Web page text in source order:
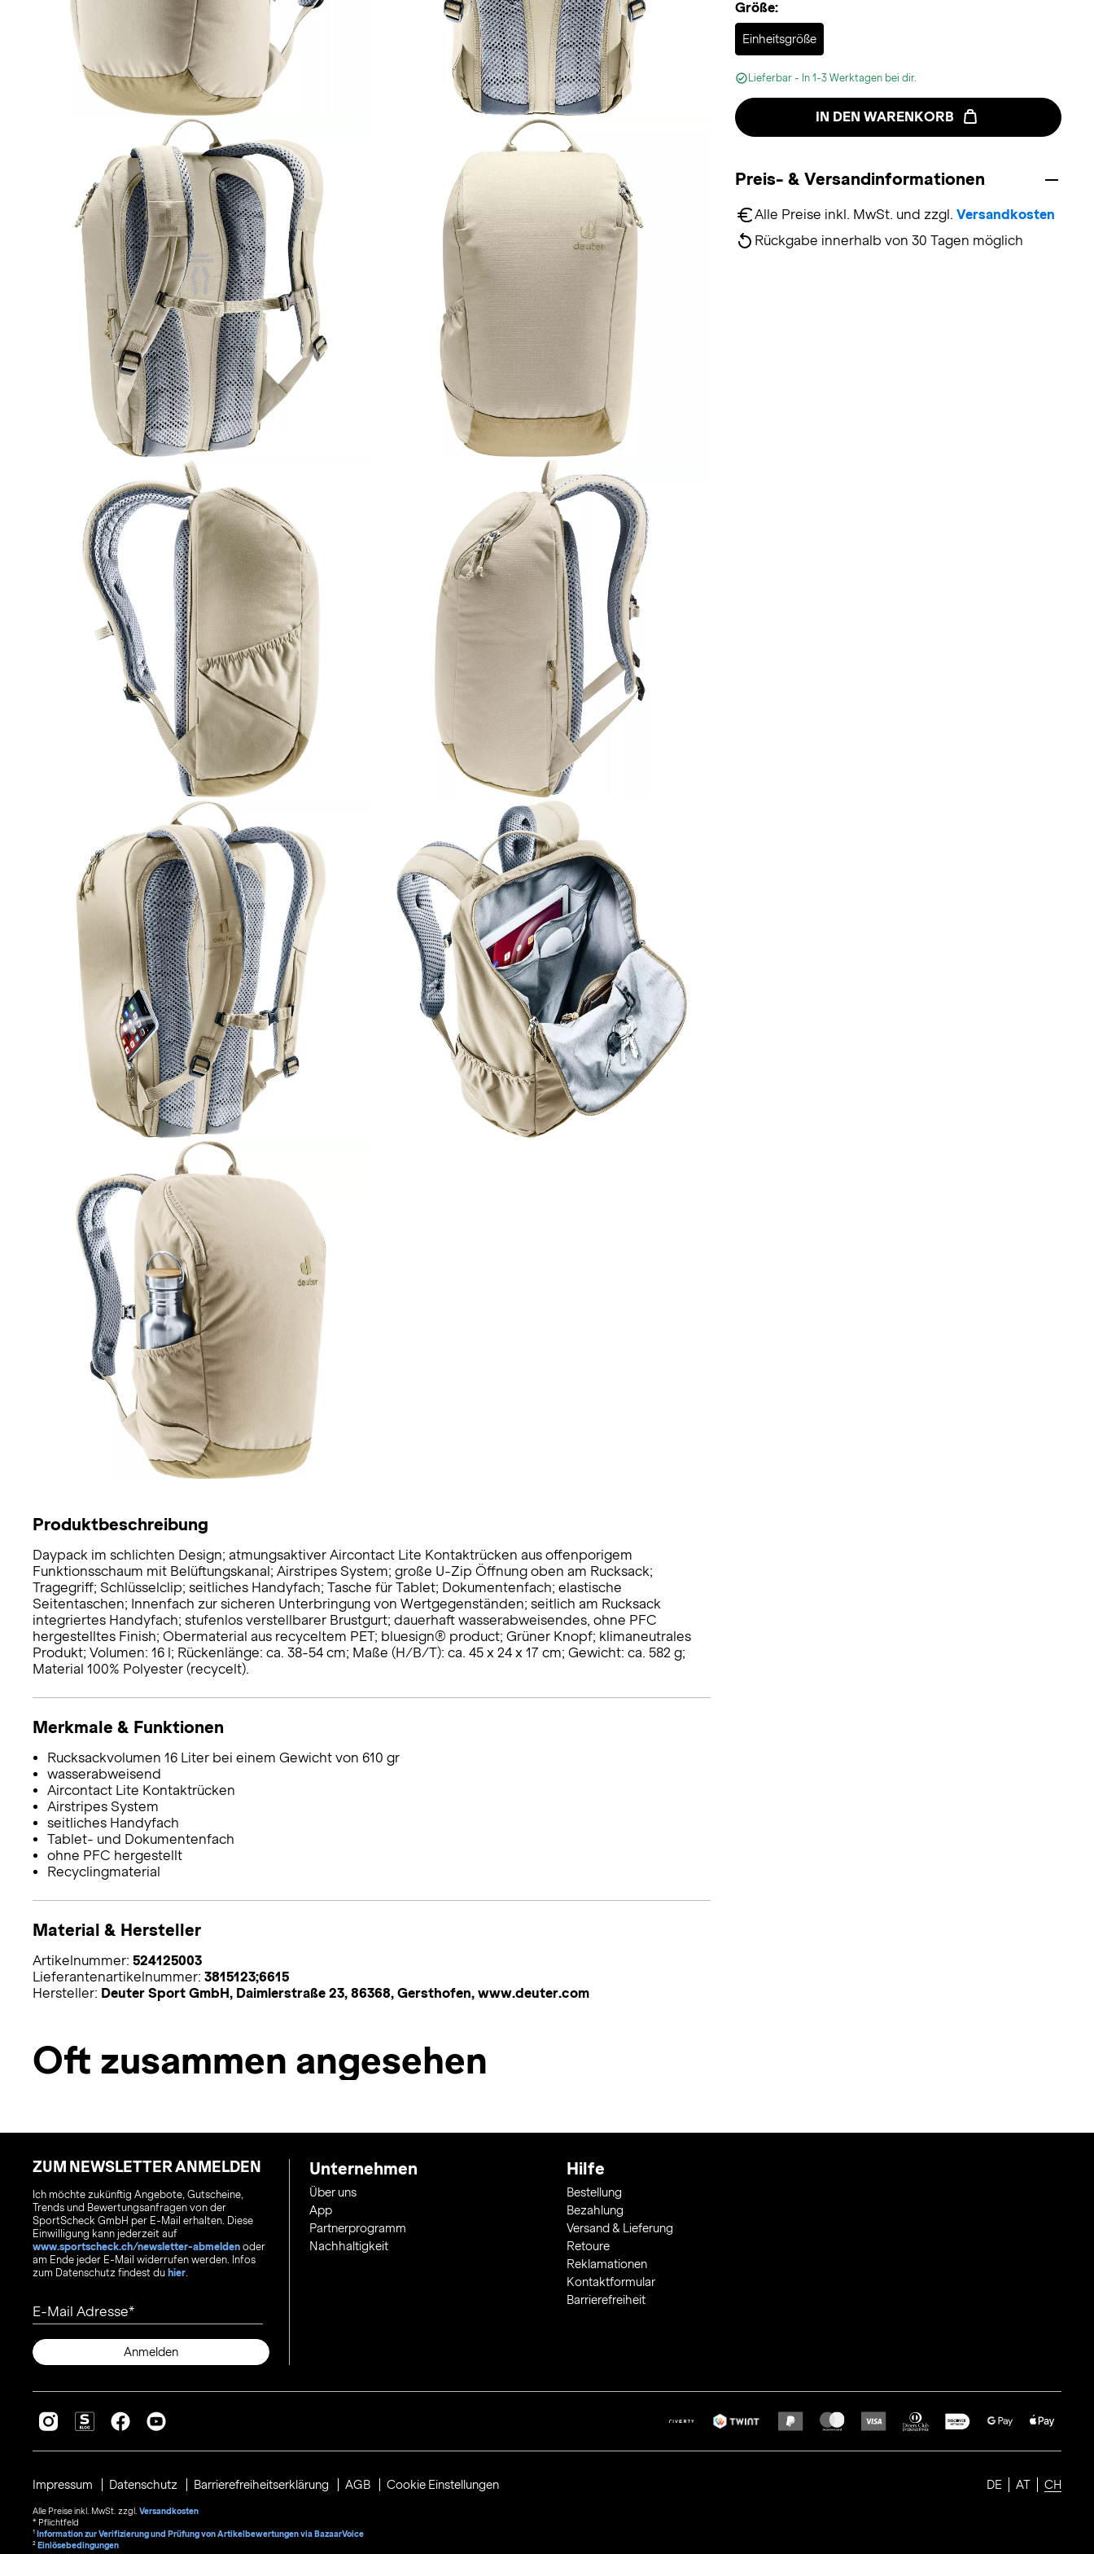
Größe:
Einheitsgröße
Selected
Lieferbar - In 1-3 Werktagen bei dir.
IN DEN WARENKORB
Preis- & Versandinformationen
Alle Preise inkl. MwSt. und zzgl. Versandkosten
Rückgabe innerhalb von 30 Tagen möglich
Produktbeschreibung
Daypack im schlichten Design; atmungsaktiver Aircontact Lite Kontaktrücken aus offenporigem
Funktionsschaum mit Belüftungskanal; Airstripes System; große U-Zip Öffnung oben am Rucksack;
Tragegriff; Schlüsselclip; seitliches Handyfach; Tasche für Tablet; Dokumentenfach; elastische
Seitentaschen; Innenfach zur sicheren Unterbringung von Wertgegenständen; seitlich am Rucksack
integriertes Handyfach; stufenlos verstellbarer Brustgurt; dauerhaft wasserabweisendes, ohne PFC
hergestelltes Finish; Obermaterial aus recyceltem PET; bluesign® product; Grüner Knopf; klimaneutrales
Produkt; Volumen: 16 l; Rückenlänge: ca. 38-54 cm; Maße (H/B/T): ca. 45 x 24 x 17 cm; Gewicht: ca. 582 g;
Material 100% Polyester (recycelt).
Merkmale & Funktionen
Rucksackvolumen 16 Liter bei einem Gewicht von 610 gr
wasserabweisend
Aircontact Lite Kontaktrücken
Airstripes System
seitliches Handyfach
Tablet- und Dokumentenfach
ohne PFC hergestellt
Recyclingmaterial
Material & Hersteller
Artikelnummer: 524125003
Lieferantenartikelnummer: 3815123;6615
Hersteller: Deuter Sport GmbH, Daimlerstraße 23, 86368, Gersthofen, www.deuter.com
Oft zusammen angesehen
ZUM NEWSLETTER ANMELDEN
Ich möchte zukünftig Angebote, Gutscheine,
Trends und Bewertungsanfragen von der
SportScheck GmbH per E-Mail erhalten. Diese
Einwilligung kann jederzeit auf
www.sportscheck.ch/newsletter-abmelden oder
am Ende jeder E-Mail widerrufen werden. Infos
zum Datenschutz findest du hier
E-Mail Adresse
Anmelden
Unternehmen
Über uns
App
Partnerprogramm
Nachhaltigkeit
Hilfe
Bestellung
Bezahlung
Versand & Lieferung
Retoure
Reklamationen
Kontaktformular
Barrierefreiheit
DE AT CH
Impressum Datenschutz Barrierefreiheitserklärung AGB Cookie Einstellungen
Alle Preise inkl. MwSt. zzgl. Versandkosten
* Pflichtfeld
1 Information zur Verifizierung und Prüfung von Artikelbewertungen via BazaarVoice
² Einlösebedingungen